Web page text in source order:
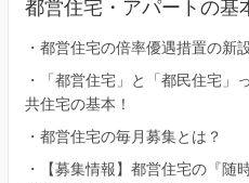
都営住宅・アパートの基
・ 都営住宅の倍率優遇措置の新
・
「都営住宅」と「都民住宅」
共住宅の基本！
・ 都営住宅の毎月募集とは？
・
【募集情報】都営住宅の『随